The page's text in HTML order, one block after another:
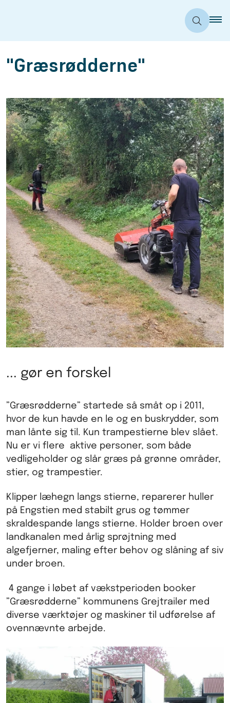
"Græsrødderne"
... gør en forskel
”Græsrødderne” startede så småt op i 2011,
hvor de kun havde en le og en buskrydder, som
man lånte sig til. Kun trampestierne blev slået.
Nu er vi flere aktive personer, som både
vedligeholder og slår græs på grønne områder,
stier, og trampestier.
Klipper læhegn langs stierne, reparerer huller
på Engstien med stabilt grus og tømmer
skraldespande langs stierne. Holder broen over
landkanalen med årlig sprøjtning med
algefjerner, maling efter behov og slåning af siv
under broen.
4 gange i løbet af vækstperioden booker
”Græsrødderne” kommunens Grejtrailer med
diverse værktøjer og maskiner til udførelse af
ovennævnte arbejde.